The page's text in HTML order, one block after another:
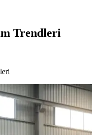
Trendleri